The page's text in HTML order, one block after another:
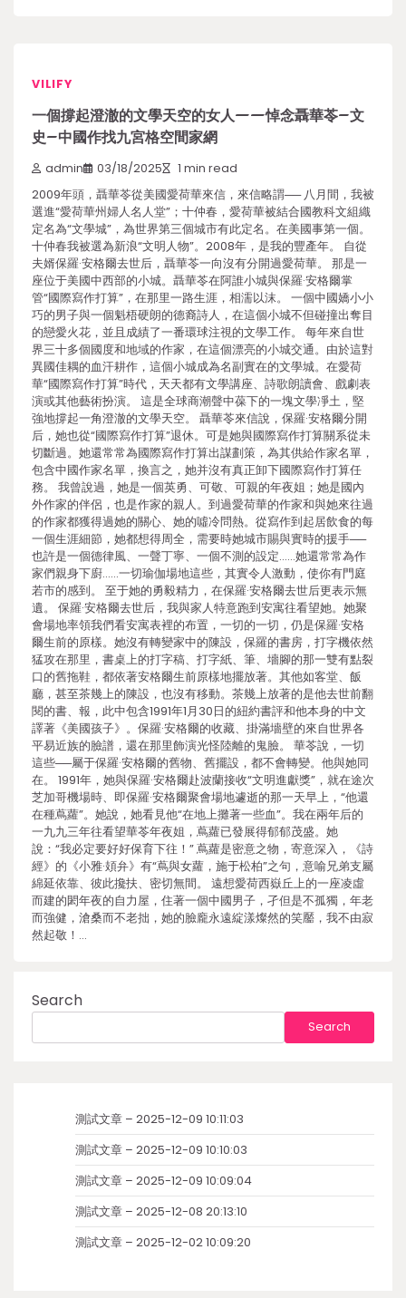
VILIFY
一個撐起澄澈的文學天空的女人——悼念聶華苓–文
史–中國作找九宮格空間家網
admin 03/18/2025 1 min read
2009年頭，聶華苓從美國愛荷華來信，來信略謂── 八月間，我被
選進“愛荷華州婦人名人堂”；十仲春，愛荷華被結合國教科文組織
定名為“文學城”，為世界第三個城市有此定名。在美國事第一個。
十仲春我被選為新浪“文明人物”。2008年，是我的豐產年。 自從
夫婿保羅·安格爾去世后，聶華苓一向沒有分開過愛荷華。 那是一
座位于美國中西部的小城。聶華苓在阿誰小城與保羅·安格爾掌
管“國際寫作打算”，在那里一路生涯，相濡以沫。 一個中國嬌小小
巧的男子與一個魁梧硬朗的德裔詩人，在這個小城不但碰撞出奪目
的戀愛火花，並且成績了一番環球注視的文學工作。 每年來自世
界三十多個國度和地域的作家，在這個漂亮的小城交通。由於這對
異國佳耦的血汗耕作，這個小城成為名副實在的文學城。在愛荷
華“國際寫作打算”時代，天天都有文學講座、詩歌朗讀會、戲劇表
演或其他藝術扮演。 這是全球商潮聲中葆下的一塊文學凈土，堅
強地撐起一角澄澈的文學天空。 聶華苓來信說，保羅·安格爾分開
后，她也從“國際寫作打算”退休。可是她與國際寫作打算關系從未
切斷過。她還常常為國際寫作打算出謀劃策，為其供給作家名單，
包含中國作家名單，換言之，她并沒有真正卸下國際寫作打算任
務。 我曾說過，她是一個英勇、可敬、可親的年夜姐；她是國內
外作家的伴侶，也是作家的親人。到過愛荷華的作家和與她來往過
的作家都獲得過她的關心、她的噓冷問熱。從寫作到起居飲食的每
一個生涯細節，她都想得周全，需要時她城市賜與實時的援手──
也許是一個德律風、一聲丁寧、一個不測的設定……她還常常為作
家們親身下廚……一切瑜伽場地這些，其實令人激動，使你有門庭
若市的感到。 至于她的勇毅精力，在保羅·安格爾去世后更表示無
遺。 保羅·安格爾去世后，我與家人特意跑到安寓往看望她。她聚
會場地率領我們看安寓表裡的布置，一切的一切，仍是保羅·安格
爾生前的原樣。她沒有轉變家中的陳設，保羅的書房，打字機依然
猛攻在那里，書桌上的打字稿、打字紙、筆、墻腳的那一雙有點裂
口的舊拖鞋，都依著安格爾生前原樣地擺放著。其他如客堂、飯
廳，甚至茶幾上的陳設，也沒有移動。茶幾上放著的是他去世前翻
閱的書、報，此中包含1991年1月30日的紐約書評和他本身的中文
譯著《美國孩子》。保羅·安格爾的收藏、掛滿墻壁的來自世界各
平易近族的臉譜，還在那里飾演光怪陸離的鬼臉。 華苓說，一切
這些──屬于保羅·安格爾的舊物、舊擺設，都不會轉變。他與她同
在。 1991年，她與保羅·安格爾赴波蘭接收“文明進獻獎”，就在途次
芝加哥機場時、即保羅·安格爾聚會場地遽逝的那一天早上，“他還
在種蔦蘿”。她說，她看見他“在地上攤著一些血”。我在兩年后的
一九九三年往看望華苓年夜姐，蔦蘿已發展得郁郁茂盛。她
說：“我必定要好好保育下往！” 蔦蘿是密意之物，寄意深入，《詩
經》的《小雅·頍弁》有“蔦與女蘿，施于松柏”之句，意喻兄弟支屬
綿延依靠、彼此攙扶、密切無間。 遠想愛荷西嶽丘上的一座凌虛
而建的閎年夜的自力屋，住著一個中國男子，孑但是不孤獨，年老
而強健，滄桑而不老拙，她的臉龐永遠綻漾燦然的笑靨，我不由寂
然起敬！…
Search
Search
測試文章 – 2025-12-09 10:11:03
測試文章 – 2025-12-09 10:10:03
測試文章 – 2025-12-09 10:09:04
測試文章 – 2025-12-08 20:13:10
測試文章 – 2025-12-02 10:09:20